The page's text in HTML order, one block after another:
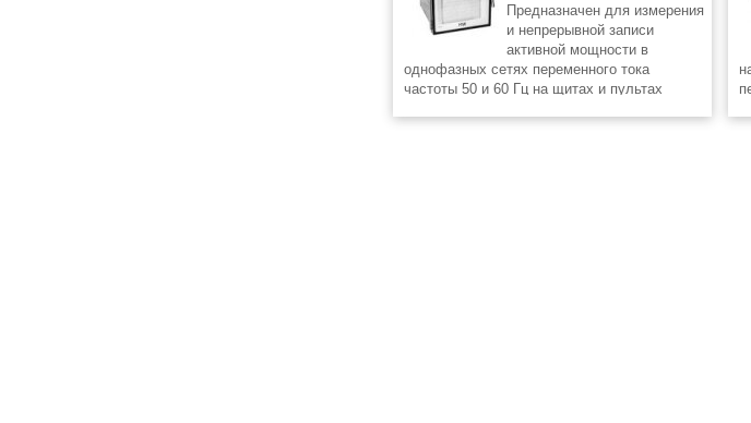
Предназначен для измерения
и непрерывной записи
активной мощности в
однофазных сетях переменного тока
частоты 50 и 60 Гц на щитах и пультах